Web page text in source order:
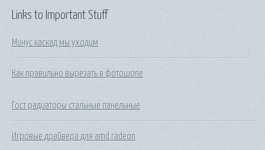
Links to Important Stuff
Минус каскад мы уходим
Как правильно вырезать в фотошопе
Гост радиаторы стальные панельные
Игровые драйвера для amd radeon